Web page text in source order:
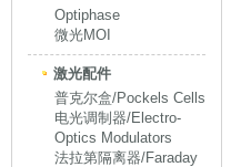
Optiphase
微光MOI
激光配件
普克尔盒/Pockels Cells
电光调制器/Electro-
Optics Modulators
法拉第隔离器/Faraday